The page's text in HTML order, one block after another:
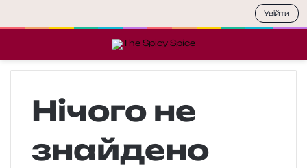
Нічого не
знайдено
Увійти